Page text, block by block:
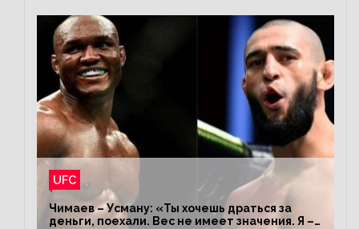
UFC
Чимаев – Усману: «Ты хочешь драться за
деньги, поехали. Вес не имеет значения. Я –